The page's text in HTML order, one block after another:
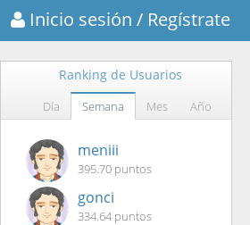
Inicio sesión / Regístrate
Ranking de Usuarios
Día Semana Mes Año
meniii
395.70 puntos
gonci
334.64 puntos